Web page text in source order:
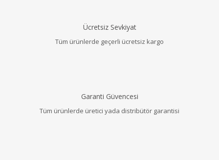
Ücretsiz Sevkiyat
Tüm ürünlerde geçerli ücretsiz kargo
Garanti Güvencesi
Tüm ürünlerde üretici yada distribütör garantisi